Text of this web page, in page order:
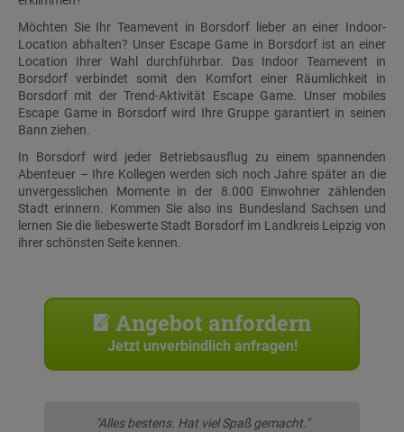
Möchten Sie Ihr Teamevent in Borsdorf lieber an einer Indoor-
Location abhalten? Unser Escape Game in Borsdorf ist an einer
Location Ihrer Wahl durchführbar. Das Indoor Teamevent in
Borsdorf verbindet somit den Komfort einer Räumlichkeit in
Borsdorf mit der Trend-Aktivität Escape Game. Unser mobiles
Escape Game in Borsdorf wird Ihre Gruppe garantiert in seinen
Bann ziehen.
In Borsdorf wird jeder Betriebsausflug zu einem spannenden
Abenteuer – Ihre Kollegen werden sich noch Jahre später an die
unvergesslichen Momente in der 8.000 Einwohner zählenden
Stadt erinnern. Kommen Sie also ins Bundesland Sachsen und
lernen Sie die liebeswerte Stadt Borsdorf im Landkreis Leipzig von
ihrer schönsten Seite kennen.
Angebot anfordern
Jetzt unverbindlich anfragen!
"Alles bestens. Hat viel Spaß gemacht."